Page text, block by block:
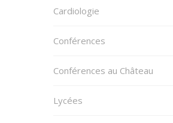
Cardiologie
Conférences
Conférences au Château
Lycées